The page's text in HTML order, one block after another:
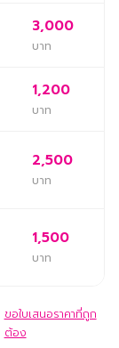
3,000
บาท
1,200
บาท
2,500
บาท
1,500
บาท
ขอใบเสนอราคาที่ถูก
ต้อง